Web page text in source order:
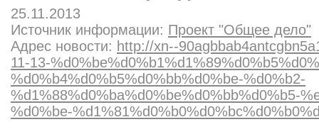
25.11.2013
Источник информации: Проект "Общее дело"
Адрес новости: http://xn--
11-13-
%d0%b4%d0%b5%d0%bb%d0%be-%d0%b2-
%d1%88%d0%ba%d0%be%d0%bb%d0%b5-
%d0%be-